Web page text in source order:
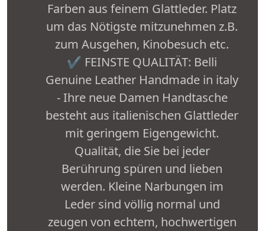
Farben aus feinem Glattleder. Platz
um das Nötigste mitzunehmen z.B.
zum Ausgehen, Kinobesuch etc.
✔ FEINSTE QUALITÄT: Belli
Genuine Leather Handmade in italy
- Ihre neue Damen Handtasche
besteht aus italienischen Glattleder
mit geringem Eigengewicht.
Qualität, die Sie bei jeder
Berührung spüren und lieben
werden. Kleine Narbungen im
Leder sind völlig normal und
zeugen von echtem, hochwertigen